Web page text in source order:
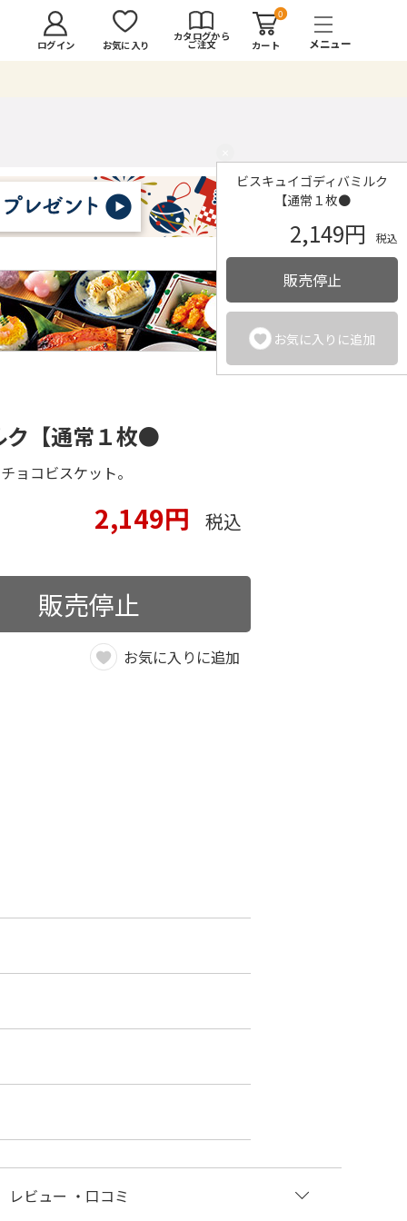
ログイン お気に入り
カタログから
ご注文
0
カート
ビスキュイゴディバミルク
【通常１枚●
2,149円 税込
販売停止
お気に入りに追加
ク【通常１枚●
ョコビスケット。
2,149円 税込
販売停止
お気に入りに追加
レビュー ・口コミ